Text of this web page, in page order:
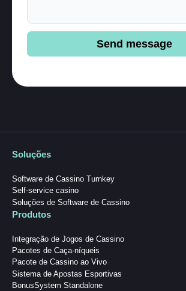
Send message
Soluções
Software de Cassino Turnkey
Self-service casino
Soluções de Software de Cassino
Produtos
Integração de Jogos de Cassino
Pacotes de Caça-níqueis
Pacote de Cassino ao Vivo
Sistema de Apostas Esportivas
BonusSystem Standalone